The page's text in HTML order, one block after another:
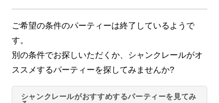
ご希望の条件のパーティーは終了しているようで
す。
別の条件でお探しいただくか、シャンクレールがオ
ススメするパーティーを探してみませんか?
シャンクレールがおすすめするパーティーを見てみ